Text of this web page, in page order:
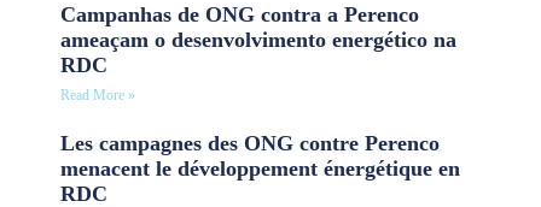
Campanhas de ONG contra a Perenco
ameaçam o desenvolvimento energético na
RDC
Read More »
Les campagnes des ONG contre Perenco
menacent le développement énergétique en
RDC